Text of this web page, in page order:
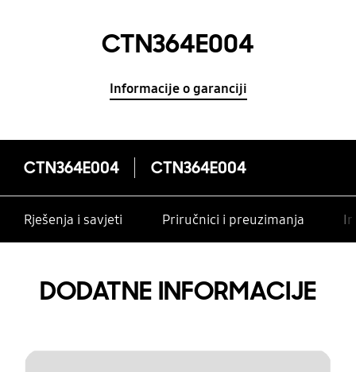
CTN364E004
Informacije o garanciji
CTN364E004 CTN364E004
Rješenja i savjeti Priručnici i preuzimanja
DODATNE INFORMACIJE